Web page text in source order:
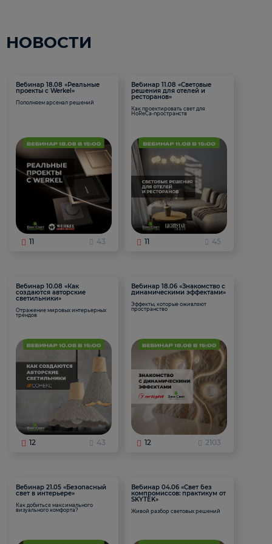
НОВОСТИ
Вебинар 18.08 «Реальные
проекты с Werkel»
Пополняем арсенал решений
11 43
Вебинар 11.08 «Световые
решения для отелей и
ресторанов»
Как проектировать свет для
HoReCa-пространств
11 45
Вебинар 10.08 «Как
создаются авторские
светильники»
Отражение мировых интерьерных
трендов
12 43
Вебинар 18.06 «Знакомство с
динамическими эффектами»
Эффекты, которые оживляют
пространство
12 2103
Вебинар 21.05 «Безопасный
свет в интерьере»
Как добиться максимального
визуального комфорта?
Вебинар 04.06 «Свет без
компромиссов: практикум от
SKYTEK»
Живой разбор световых решений